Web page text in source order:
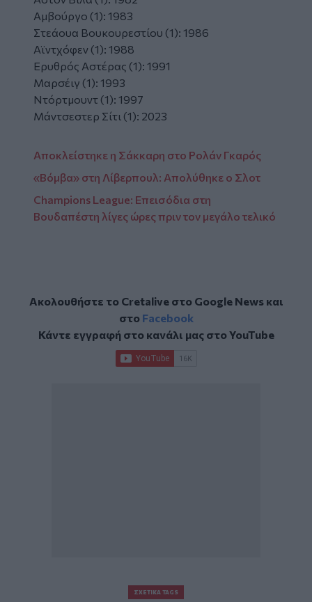
Αμβούργο (1): 1983
Στεάουα Βουκουρεστίου (1): 1986
Αϊντχόφεν (1): 1988
Ερυθρός Αστέρας (1): 1991
Μαρσέιγ (1): 1993
Ντόρτμουντ (1): 1997
Μάντσεστερ Σίτι (1): 2023
Αποκλείστηκε η Σάκκαρη στο Ρολάν Γκαρός
«Βόμβα» στη Λίβερπουλ: Απολύθηκε ο Σλοτ
Champions League: Επεισόδια στη
Βουδαπέστη λίγες ώρες πριν τον μεγάλο τελικό
Ακολουθήστε το Cretalive στο Google Newsκαι
στο Facebook
Κάντε εγγραφή στο κανάλι μας στοYouTube
ΣΧΕΤΙΚΆ TAGS